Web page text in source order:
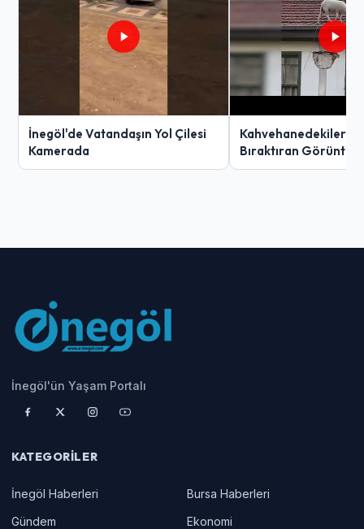
İnegöl'de Vatandaşın Yol Çilesi
Kamerada
Kahvehanedekiler
Bıraktıran Görüntü!
İnegöl'ün Yaşam Portalı
KATEGORILER
İnegöl Haberleri
Bursa Haberleri
Gündem
Ekonomi